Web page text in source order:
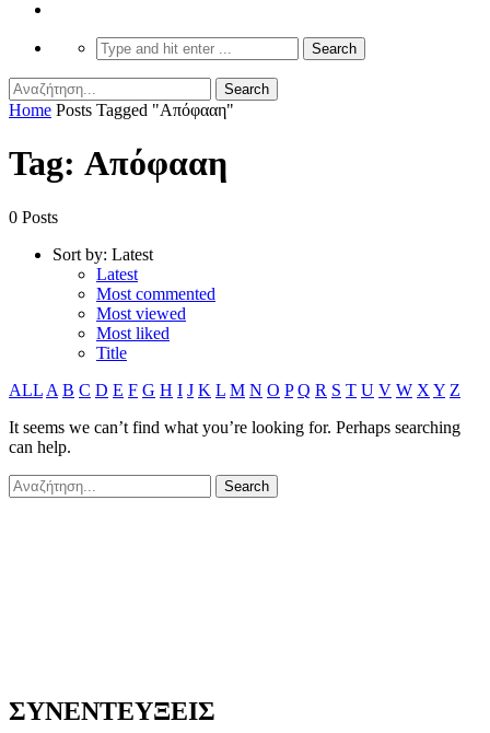
Home Posts Tagged "Απόφααη"
Tag: Απόφααη
0 Posts
Sort by: Latest
Latest
Most commented
Most viewed
Most liked
Title
ALL A B C D E F G H I J K L M N O P Q R S T U V W X Y Z
It seems we can’t find what you’re looking for. Perhaps searching
can help.
ΣΥΝΕΝΤΕΥΞΕΙΣ